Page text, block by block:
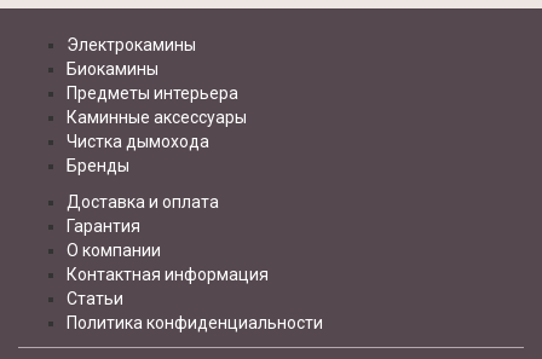
Электрокамины
Биокамины
Предметы интерьера
Каминные аксессуары
Чистка дымохода
Бренды
Доставка и оплата
Гарантия
О компании
Контактная информация
Статьи
Политика конфиденциальности